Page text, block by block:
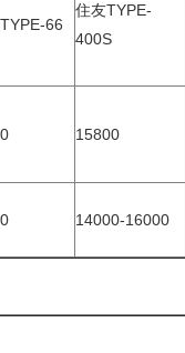
66
住友TYPE-
400S
15800
14000-16000